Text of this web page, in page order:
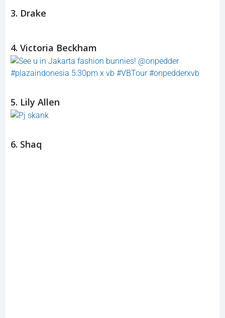
3. Drake
4. Victoria Beckham
5. Lily Allen
6. Shaq